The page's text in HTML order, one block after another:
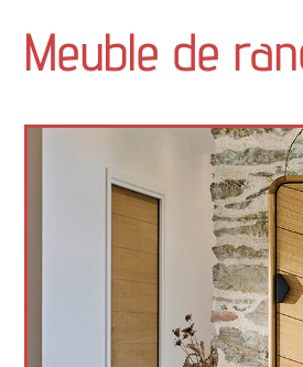
Meuble de